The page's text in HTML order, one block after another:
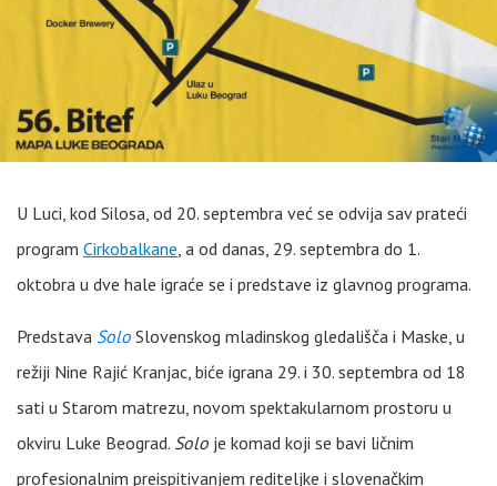
U Luci, kod Silosa, od 20. septembra već se odvija sav prateći
program Cirkobalkane , a od danas, 29. septembra do 1.
oktobra u dve hale igraće se i predstave iz glavnog programa.
Predstava Solo Slovenskog mladinskog gledališča i Maske, u
režiji Nine Rajić Kranjac, biće igrana 29. i 30. septembra od 18
sati u Starom matrezu, novom spektakularnom prostoru u
okviru Luke Beograd. Solo je komad koji se bavi ličnim
profesionalnim preispitivanjem rediteljke i slovenačkim